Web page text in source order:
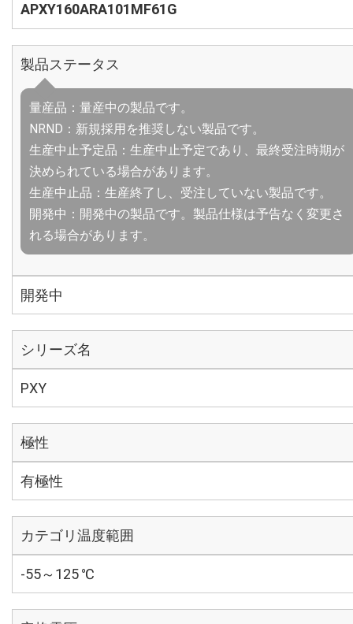
APXY160ARA101MF61G
製品ステータス
量産品：量産中の製品です。
NRND：新規採用を推奨しない製品です。
生産中止予定品：生産中止予定であり、最終受注時期が
決められている場合があります。
生産中止品：生産終了し、受注していない製品です。
開発中：開発中の製品です。製品仕様は予告なく変更さ
れる場合があります。
開発中
シリーズ名
PXY
極性
有極性
カテゴリ温度範囲
-55～125 ℃